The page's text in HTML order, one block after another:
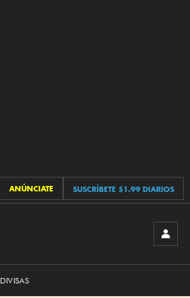
ANÚNCIATE SUSCRÍBETE $1.99 DIARIOS
DIVISAS